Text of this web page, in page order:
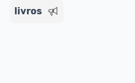
livros